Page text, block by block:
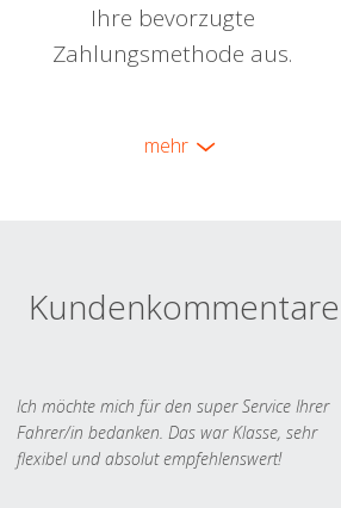
Ihre bevorzugte
Zahlungsmethode aus.
mehr
Kundenkommentare
Ich möchte mich für den super Service Ihrer
Fahrer/in bedanken. Das war Klasse, sehr
flexibel und absolut empfehlenswert!